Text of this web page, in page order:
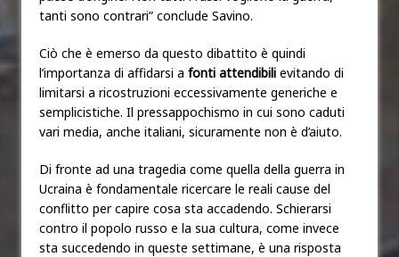
tanti sono contrari” conclude Savino.
Ciò che è emerso da questo dibattito è quindi
l’importanza di affidarsi a fonti attendibili evitando di
limitarsi a ricostruzioni eccessivamente generiche e
semplicistiche. Il pressappochismo in cui sono caduti
vari media, anche italiani, sicuramente non è d’aiuto.
Di fronte ad una tragedia come quella della guerra in
Ucraina è fondamentale ricercare le reali cause del
conflitto per capire cosa sta accadendo. Schierarsi
contro il popolo russo e la sua cultura, come invece
sta succedendo in queste settimane, è una risposta